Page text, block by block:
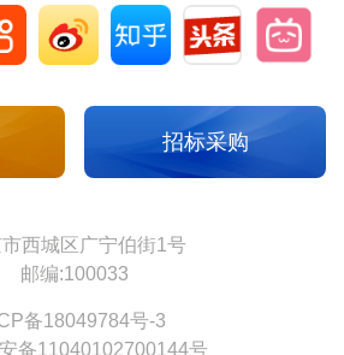
招标采购
西城区广宁伯街1号
邮编:100033
备18049784号-3
备11040102700144号